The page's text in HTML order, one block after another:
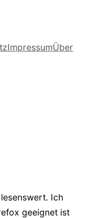
ImpressumÜber
Ich
geeignet ist